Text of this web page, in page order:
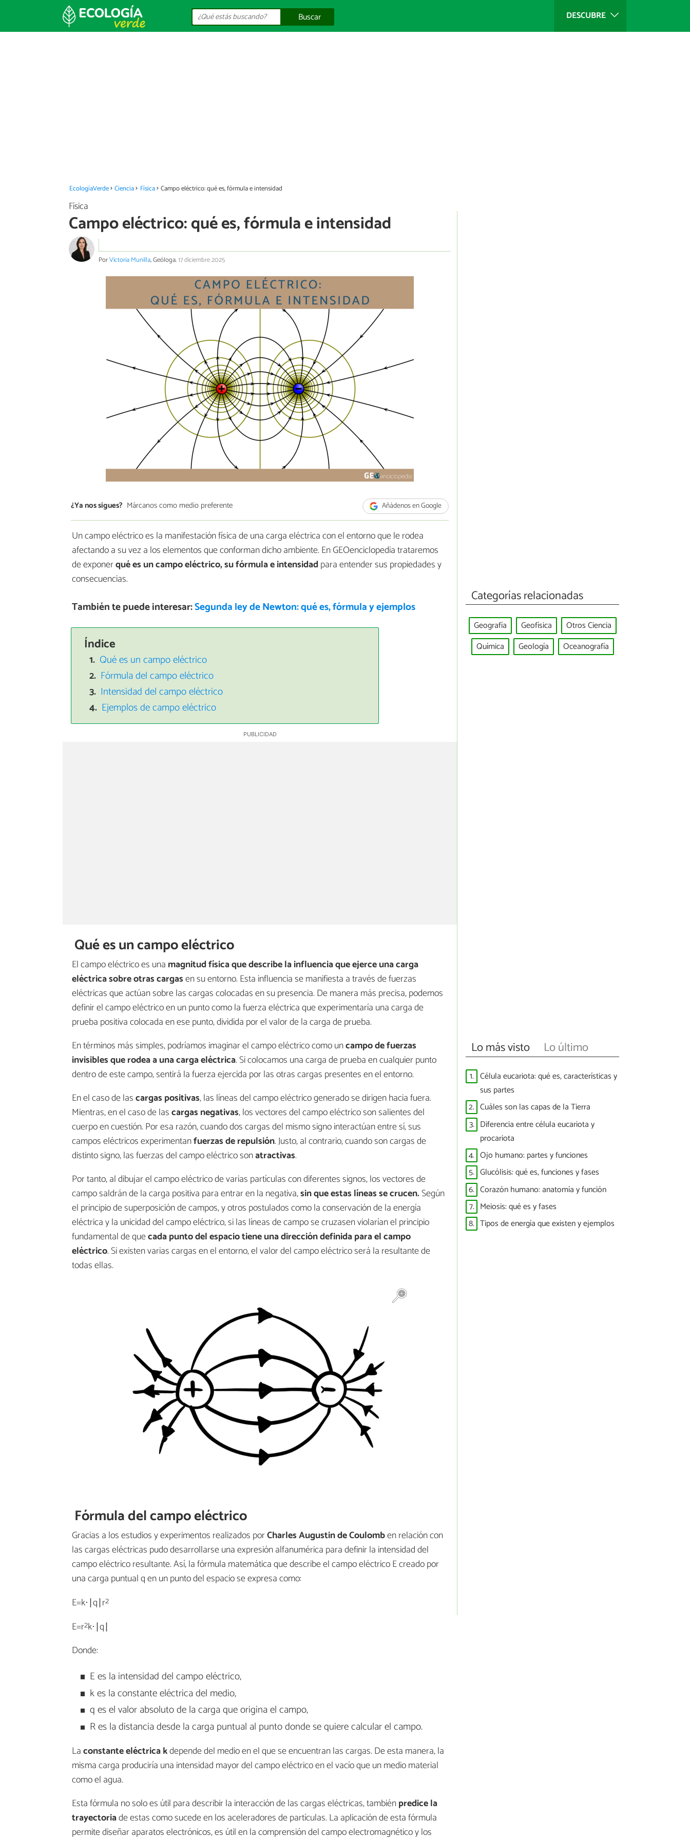
DESCUBRE
Buscar
EcologíaVerde Ciencia Física Campo eléctrico: qué es, fórmula e intensidad
Física
Campo eléctrico: qué es, fórmula e intensidad
PorVictoria Munilla, Geóloga.17 diciembre 2025
¿Ya nos sigues? Márcanos como medio preferente Añádenos en Google
Un campo eléctrico es la manifestación física de una carga eléctrica con el entorno que le rodea
afectando a su vez a los elementos que conforman dicho ambiente. En GEOenciclopedia trataremos
de exponerqué es un campo eléctrico, su fórmula e intensidadpara entender sus propiedades y
consecuencias.
También te puede interesar:Segunda ley de Newton: qué es, fórmula y ejemplos
Índice
Qué es un campo eléctrico
Fórmula del campo eléctrico
Intensidad del campo eléctrico
Ejemplos de campo eléctrico
Qué es un campo eléctrico
El campo eléctrico es una magnitud físicaque describe la influencia que ejerce una carga
eléctrica sobre otras cargasen su entorno. Esta influencia se manifiesta a través de fuerzas
eléctricas que actúan sobre las cargas colocadas en su presencia. De manera más precisa, podemos
definir el campo eléctrico en un punto como la fuerza eléctrica que experimentaría una carga de
prueba positiva colocada en ese punto, dividida por el valor de la carga de prueba.
En términos más simples, podríamos imaginar el campo eléctrico como uncampo de fuerzas
invisibles que rodea a una carga eléctrica. Si colocamos una carga de prueba en cualquier punto
dentro de este campo, sentirá la fuerza ejercida por las otras cargas presentes en el entorno.
En el caso de lascargas positivas, las líneas del campo eléctrico generado se dirigen hacia fuera.
Mientras, en el caso de lascargas negativas, los vectores del campo eléctrico son salientes del
cuerpo en cuestión. Por esa razón, cuando dos cargas del mismo signo interactúan entre sí, sus
campos eléctricos experimentanfuerzas de repulsión. Justo, al contrario, cuando son cargas de
distinto signo, las fuerzas del campo eléctrico sonatractivas.
Por tanto, al dibujar el campo eléctrico de varias partículas con diferentes signos, los vectores de
campo saldrán de la carga positiva para entrar en la negativa,sin que estas líneas se crucen.Según
el principio de superposición de campos, y otros postulados como la conservación de la energía
eléctrica y la unicidad del campo eléctrico, si las líneas de campo se cruzasen violarían el principio
fundamental de quecada punto del espacio tiene una dirección definida para el campo
eléctrico. Si existen varias cargas en el entorno, el valor del campo eléctrico será la resultante de
todas ellas.
Fórmula del campo eléctrico
Gracias a los estudios y experimentos realizados porCharles Augustin de Coulomben relación con
las cargas eléctricas pudo desarrollarse una expresión alfanumérica para definir la intensidad del
campo eléctrico resultante. Así, la fórmula matemática que describe el campo eléctrico E creado por
una carga puntual q en un punto del espacio se expresa como:
E=k⋅∣q∣r2
E=r2k⋅∣q∣​
Donde:
E es la intensidad del campo eléctrico,
k es la constante eléctrica del medio,
q es el valor absoluto de la carga que origina el campo,
R es la distancia desde la carga puntual al punto donde se quiere calcular el campo.
Laconstante eléctrica kdepende del medio en el que se encuentran las cargas. De esta manera, la
misma carga produciría una intensidad mayor del campo eléctrico en el vacío que un medio material
como el agua.
Esta fórmula no solo es útil para describir la interacción de las cargas eléctricas, tambiénpredice la
trayectoriade estas como sucede en los aceleradores de partículas. La aplicación de esta fórmula
permite diseñar aparatos electrónicos, es útil en la comprensión del campo electromagnético y los
Categorías relacionadas
Geografía Geofísica
Otros Ciencia
Química
Geología Oceanografía
Lo más visto Lo último
1. Célula eucariota: qué es, características y
sus partes
2. Cuáles son las capas de la Tierra
3. Diferencia entre célula eucariota y
procariota
4. Ojo humano: partes y funciones
5. Glucólisis: qué es, funciones y fases
6. Corazón humano: anatomía y función
7. Meiosis: qué es y fases
8. Tipos de energía que existen y ejemplos